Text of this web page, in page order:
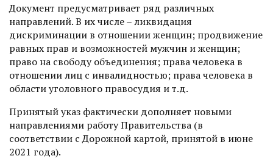
Документ предусматривает ряд различных
направлений. В их числе – ликвидация
дискриминации в отношении женщин; продвижение
равных прав и возможностей мужчин и женщин;
право на свободу объединения; права человека в
отношении лиц с инвалидностью; права человека в
области уголовного правосудия и т.д.
Принятый указ фактически дополняет новыми
направлениями работу Правительства (в
соответствии с Дорожной картой, принятой в июне
2021 года).